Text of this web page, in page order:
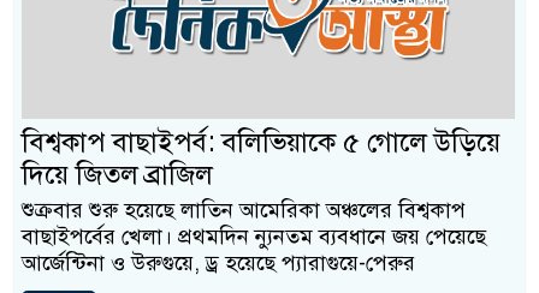
বিশ্বকাপ বাছাইপর্ব: বলিভিয়াকে ৫ গোলে উড়িয়ে
দিয়ে জিতল ব্রাজিল
শুক্রবার শুরু হয়েছে লাতিন আমেরিকা অঞ্চলের বিশ্বকাপ
বাছাইপর্বের খেলা। প্রথমদিন ন্যুনতম ব্যবধানে জয় পেয়েছে
আর্জেন্টিনা ও উরুগুয়ে, ড্র হয়েছে প্যারাগুয়ে-পেরুর